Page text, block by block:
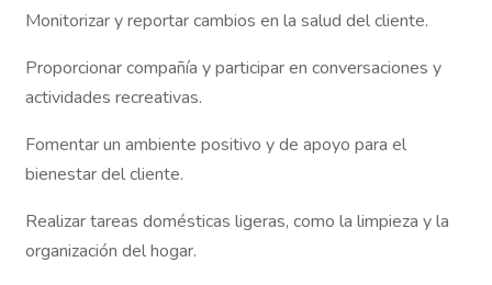
Monitorizar y reportar cambios en la salud del cliente.
Proporcionar compañía y participar en conversaciones y
actividades recreativas.
Fomentar un ambiente positivo y de apoyo para el
bienestar del cliente.
Realizar tareas domésticas ligeras, como la limpieza y la
organización del hogar.